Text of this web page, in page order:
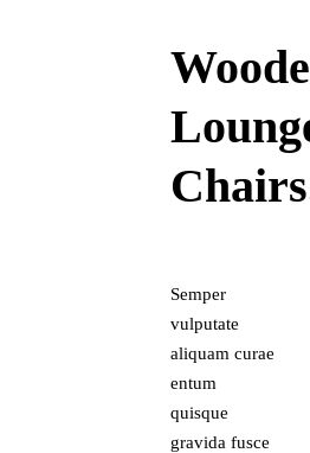
Semper
vulputate
aliquam curae
entum
quisque
gravida fusce